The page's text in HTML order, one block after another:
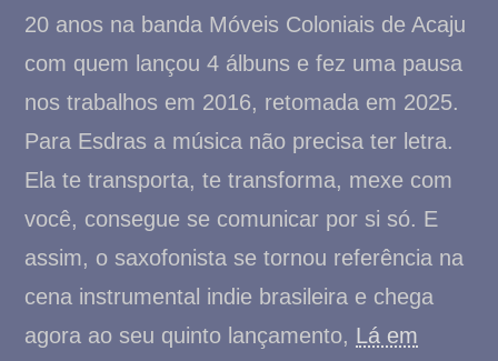
20 anos na banda Móveis Coloniais de Acaju
com quem lançou 4 álbuns e fez uma pausa
nos trabalhos em 2016, retomada em 2025.
Para Esdras a música não precisa ter letra.
Ela te transporta, te transforma, mexe com
você, consegue se comunicar por si só. E
assim, o saxofonista se tornou referência na
cena instrumental indie brasileira e chega
agora ao seu quinto lançamento, Lá em